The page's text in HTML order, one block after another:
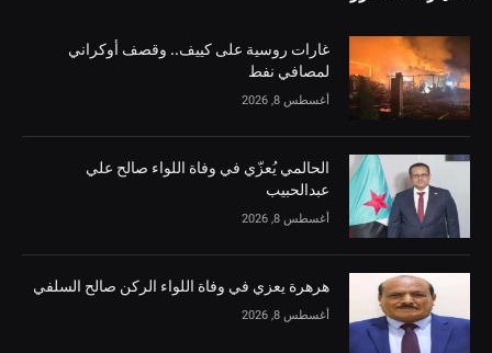
غارات روسية على كييف.. وقصف أوكراني
لمصافي نفط
أغسطس 8, 2026
الحالمي يُعزّي في وفاة اللواء صالح علي
عبدالحبيب
أغسطس 8, 2026
هرهرة يعزي في وفاة اللواء الركن صالح السلفي
أغسطس 8, 2026